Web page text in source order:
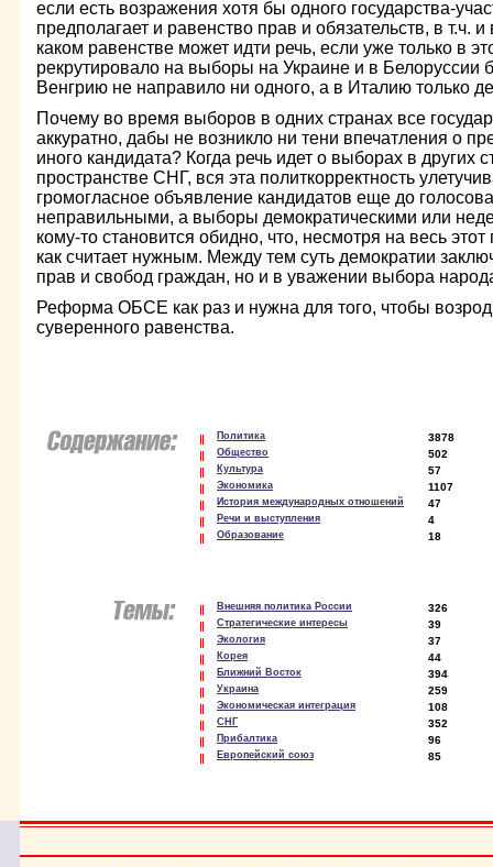
если есть возражения хотя бы одного государства-
предполагает и равенство прав и обязательств, в т.ч.
каком равенстве может идти речь, если уже только в
рекрутировало на выборы на Украине и в Белоруссии
Венгрию не направило ни одного, а в Италию только
Почему во время выборов в одних странах все
аккуратно, дабы не возникло ни тени впечатления о
иного кандидата? Когда речь идет о выборах в других
пространстве СНГ, вся эта политкорректность
громогласное объявление кандидатов еще до
неправильными, а выборы демократическими или
кому-то становится обидно, что, несмотря на весь этот
как считает нужным. Между тем суть демократии
прав и свобод граждан, но и в уважении выбора
Реформа ОБСЕ как раз и нужна для того, чтобы
суверенного равенства.
Политика 3878
Общество 502
Культура 57
Экономика 1107
История международных отношений 47
Речи и выступления 4
Образование 18
Внешняя политика России 326
Стратегические интересы 39
Экология 37
Корея 44
Ближний Восток 394
Украина 259
Экономическая интеграция 108
СНГ 352
Прибалтика 96
Европейский союз 85